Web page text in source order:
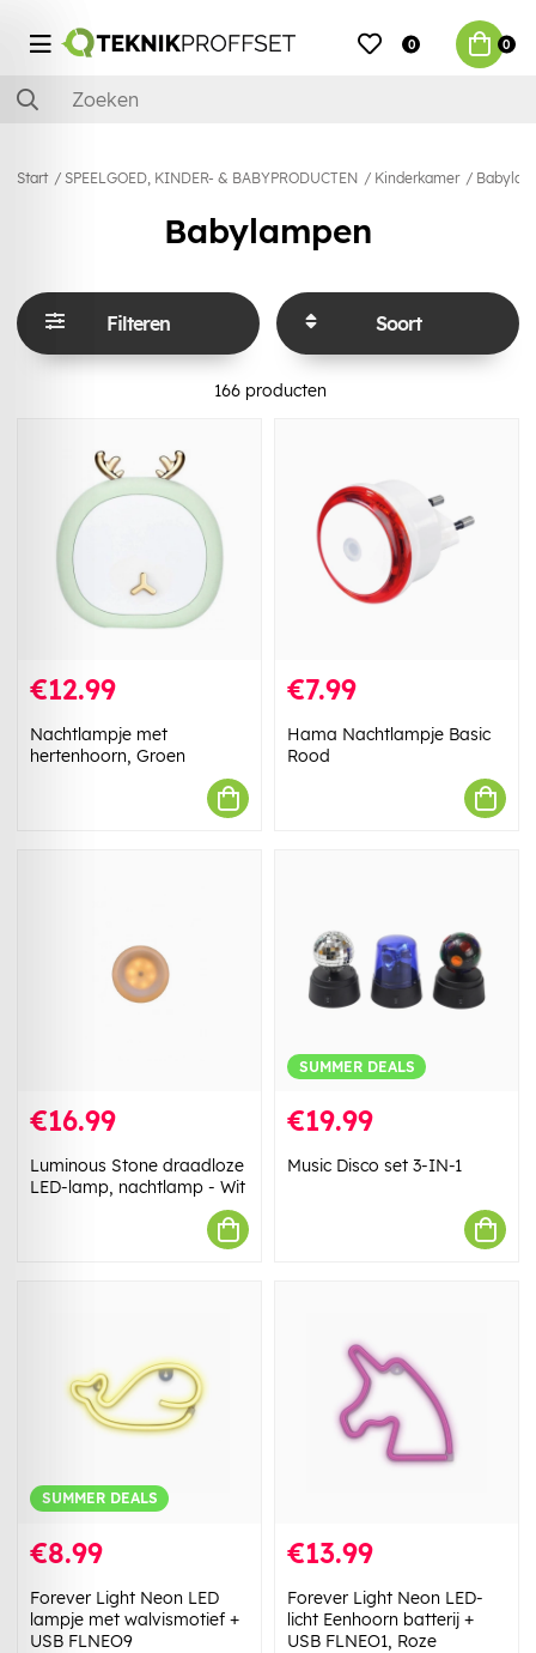
0 0
Start SPEELGOED, KINDER- & BABYPRODUCTEN Kinderkamer
Babylampen
Filteren Soort
166 producten
€12.99
Nachtlampje met
hertenhoorn, Groen
€7.99
Hama Nachtlampje Basic
Rood
€16.99
Luminous Stone draadloze
LED-lamp, nachtlamp - Wit
SUMMER DEALS
€19.99
Music Disco set 3-IN-1
SUMMER DEALS
€8.99
Forever Light Neon LED
lampje met walvismotief +
USB FLNEO9
€13.99
Forever Light Neon LED-
licht Eenhoorn batterij +
USB FLNEO1, Roze